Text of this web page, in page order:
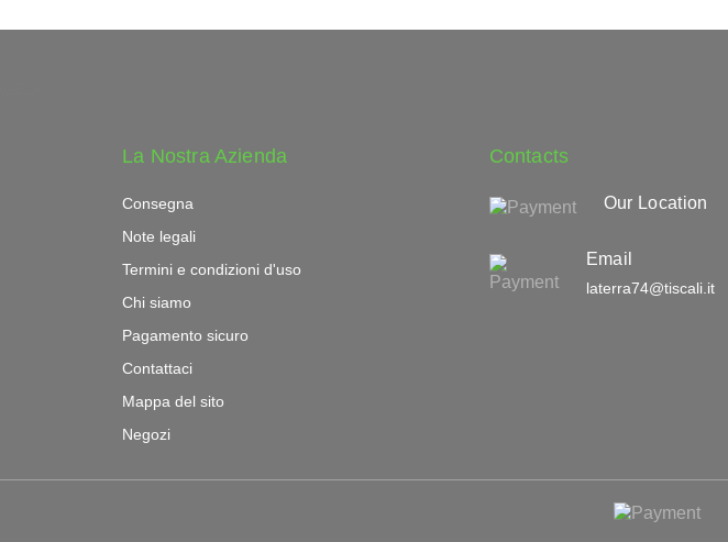
La Nostra Azienda
Consegna
Note legali
Termini e condizioni d'uso
Chi siamo
Pagamento sicuro
Contattaci
Mappa del sito
Negozi
Contacts
Our Location
Email
laterra74@tiscali.it